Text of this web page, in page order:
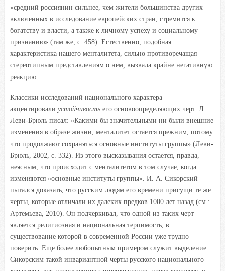
«средний россиянин сильнее, чем жители большинства других
включенных в исследование европейских стран, стремится к
богатству и власти, а также к личному успеху и социальному
признанию» (там же, с. 458). Естественно, подобная
характеристика нашего менталитета, сильно противоречащая
стереотипным представлениям о нем, вызвала крайне негативную
реакцию.
Классики исследований национального характера
акцентировали устойчивость его основоопределяющих черт. Л.
Леви-Брюль писал: «Какими бы значительными ни были внешние
изменения в образе жизни, менталитет остается прежним, потому
что продолжают сохраняться основные институты группы» (Леви-
Брюль, 2002, с. 332). Из этого высказывания остается, правда,
неясным, что происходит с менталитетом в том случае, когда
изменяются «основные институты группы». И. А. Сикорский
пытался доказать, что русским людям его времени присущи те же
черты, которые отличали их далеких предков 1000 лет назад (см.:
Артемьева, 2010). Он подчеркивал, что одной из таких черт
является религиозная и национальная терпимость, в
существование которой в современной России уже трудно
поверить. Еще более любопытным примером служит выделение
Сикорским такой инвариантной черты русского национального